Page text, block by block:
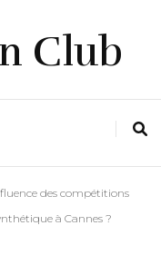
Club
des compétitions
à Cannes ?